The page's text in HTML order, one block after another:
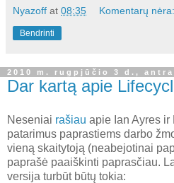
Nyazoff at 08:35 Komentarų nėra:
Bendrinti
2010 m. rugpjūčio 3 d.,
Dar kartą apie
Neseniai rašiau apie Ian Ayres
patarimus paprastiems darbo
vieną skaitytoją (neabejotinai
paprašė paaiškinti paprasčiau.
versija turbūt būtų tokia: